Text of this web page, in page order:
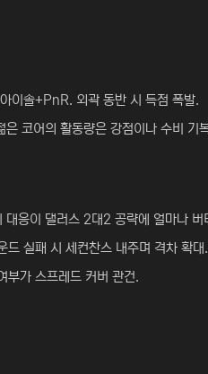
이솔+PnR. 외곽 동반 시 득점 폭발.
코어의 활동량은 강점이나 수비 기
응이 댈러스 2대2 공략에 얼마나 버
드 실패 시 세컨찬스 내주며 격차 확대.
부가 스프레드 커버 관건.